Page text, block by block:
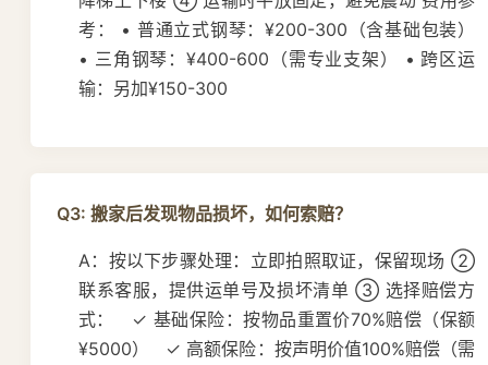
考： • 普通立式钢琴：¥200-300（含基础包装）
• 三角钢琴：¥400-600（需专业支架） • 跨区运
输：另加¥150-300
Q3: 搬家后发现物品损坏，如何索赔？
A：按以下步骤处理：立即拍照取证，保留现场 ②
联系客服，提供运单号及损坏清单 ③ 选择赔偿方
式： ✓ 基础保险：按物品重置价70%赔偿（保额
¥5000） ✓ 高额保险：按声明价值100%赔偿（需